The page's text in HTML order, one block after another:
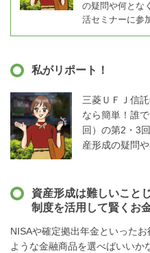
の疑問や何とな
活セミナーに参
私がリポート！
三菱ＵＦＪ信
なら簡単！誰
回）の第2・3
産形成の疑問
資産形成は難しいこと
制度を活用して賢くお
NISAや確定拠出年金といった
ような金融商品を選べばいいか